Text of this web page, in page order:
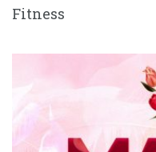
Fitness